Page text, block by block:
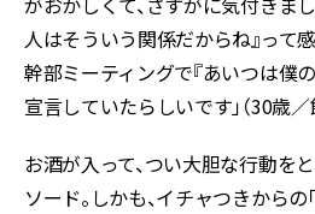
人はそういう関係だからね』って
幹部ミーティングで『あいつは僕
宣言していたらしいです」（30歳／
お酒が入って、つい大胆な行動を
ソード。しかも、イチャつきからの